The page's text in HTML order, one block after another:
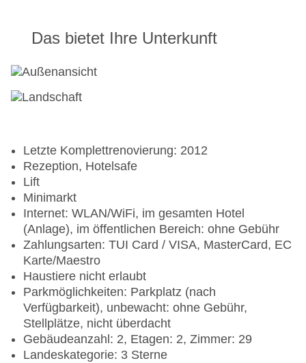
Das bietet Ihre Unterkunft
Letzte Komplettrenovierung: 2012
Rezeption, Hotelsafe
Lift
Minimarkt
Internet: WLAN/WiFi, im gesamten Hotel
(Anlage), im öffentlichen Bereich: ohne Gebühr
Zahlungsarten: TUI Card / VISA, MasterCard, EC
Karte/Maestro
Haustiere nicht erlaubt
Parkmöglichkeiten: Parkplatz (nach
Verfügbarkeit), unbewacht: ohne Gebühr,
Stellplätze, nicht überdacht
Gebäudeanzahl: 2, Etagen: 2, Zimmer: 29
Landeskategorie: 3 Sterne